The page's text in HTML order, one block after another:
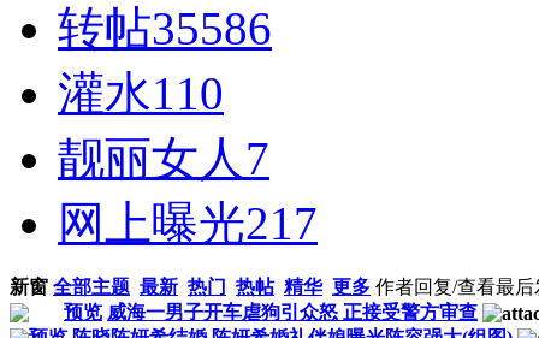
转帖35586
灌水110
靓丽女人 7
网上曝光217
新窗 全部主题 最新 热门 热帖 精华 更多 作者回复/查看最后
预览 威海一男子开车虐狗引众怒 正接受警方审查